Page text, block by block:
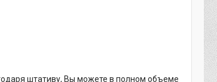
штативу, Вы можете в полном объеме